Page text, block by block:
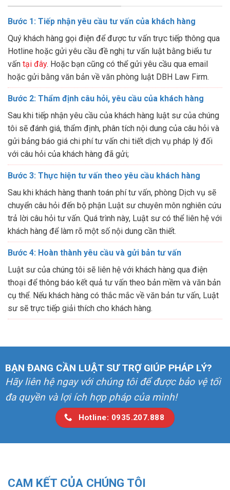
Bước 1: Tiếp nhận yêu cầu tư vấn của khách hàng
Quý khách hàng gọi điện để được tư vấn trực tiếp thông qua
Hotline hoặc gửi yêu cầu đề nghị tư vấn luật bằng biểu tư
vấn tại đây. Hoặc bạn cũng có thể gửi yêu cầu qua email
hoặc gửi bằng văn bản về văn phòng luật DBH Law Firm.
Bước 2: Thẩm định câu hỏi, yêu cầu của khách hàng
Sau khi tiếp nhận yêu cầu của khách hàng luật sư của chúng
tôi sẽ đánh giá, thẩm định, phân tích nội dung của câu hỏi và
gửi bảng báo giá chi phí tư vấn chi tiết dịch vụ pháp lý đối
với câu hỏi của khách hàng đã gửi;
Bước 3: Thực hiện tư vấn theo yêu cầu khách hàng
Sau khi khách hàng thanh toán phí tư vấn, phòng Dịch vụ sẽ
chuyển câu hỏi đến bộ phận Luật sư chuyên môn nghiên cứu
trả lời câu hỏi tư vấn. Quá trình này, Luật sư có thể liên hệ với
khách hàng để làm rõ một số nội dung cần thiết.
Bước 4: Hoàn thành yêu cầu và gửi bản tư vấn
Luật sư của chúng tôi sẽ liên hệ với khách hàng qua điện
thoại để thông báo kết quả tư vấn theo bản mềm và văn bản
cụ thể. Nếu khách hàng có thắc mắc về văn bản tư vấn, Luật
sư sẽ trực tiếp giải thích cho khách hàng.
BẠN ĐANG CẦN LUẬT SƯ TRỢ GIÚP PHÁP LÝ?
Hãy liên hệ ngay với chúng tôi để được bảo vệ tối
đa quyền và lợi ích hợp pháp của mình!
Hotline: 0935.207.888
CAM KẾT CỦA CHÚNG TÔI